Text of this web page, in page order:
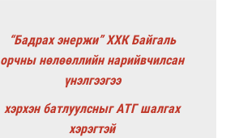
“Бадрах энержи” ХХК Байгаль
орчны нөлөөллийн нарийвчилсан
үнэлгээгээ
хэрхэн батлуулсныг АТГ шалгах
хэрэгтэй